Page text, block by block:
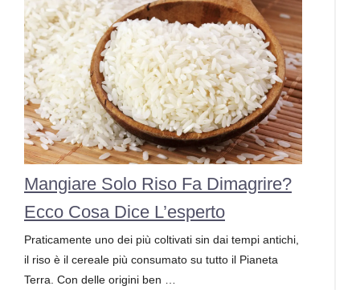
Mangiare Solo Riso Fa Dimagrire?
Ecco Cosa Dice L’esperto
Praticamente uno dei più coltivati sin dai tempi antichi,
il riso è il cereale più consumato su tutto il Pianeta
Terra. Con delle origini ben …